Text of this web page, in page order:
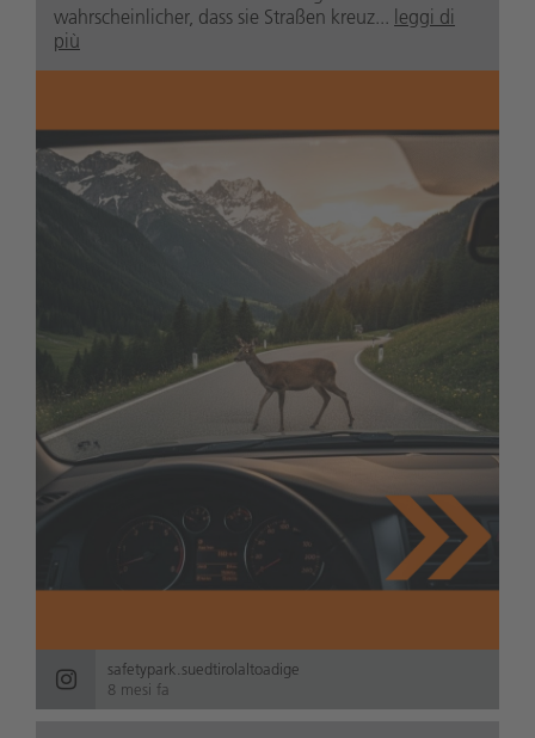
wahrscheinlicher, dass sie Straßen kreuz... leggi di
più
safetypark.suedtirolaltoadige
8 mesi fa